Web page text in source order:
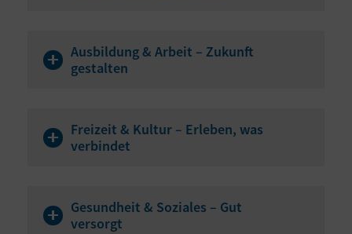
Ausbildung & Arbeit – Zukunft
gestalten
Freizeit & Kultur – Erleben, was
verbindet
Gesundheit & Soziales – Gut
versorgt